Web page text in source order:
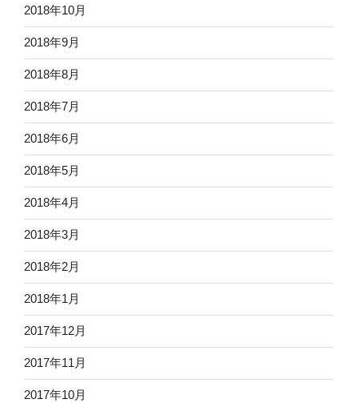
2018年10月
2018年9月
2018年8月
2018年7月
2018年6月
2018年5月
2018年4月
2018年3月
2018年2月
2018年1月
2017年12月
2017年11月
2017年10月